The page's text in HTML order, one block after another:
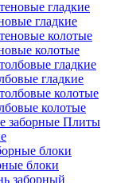
гладкие
колотые
гладкие
колотые
Плиты
блоки